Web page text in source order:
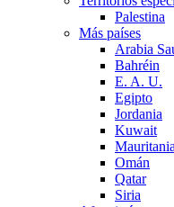
Palestina
Más países
Arabia
Bahréin
E. A. U.
Egipto
Jordania
Kuwait
Mauritania
Omán
Qatar
Siria